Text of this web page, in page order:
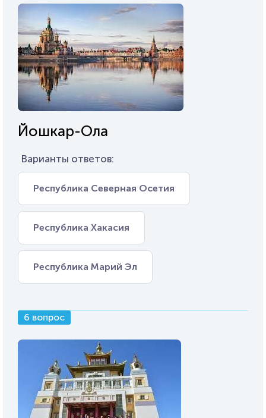
Йошкар-Ола
Варианты ответов:
Республика Северная Осетия
Республика Хакасия
Республика Марий Эл
6 вопрос